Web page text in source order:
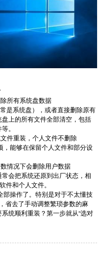
所有系统盘数据
是系统盘），或者直接删除原有
上的所有文件全部清空，包括
。
件重装，个人文件不删除
，能够在保留个人文件和部分设
情况下会删除用户数据
会把系统还原到出厂状态，相
件和个人文件。
部操作了。特别是对于不太懂技
省去了手动调整繁琐参数的麻
统顺利重装？第一步就从“选对